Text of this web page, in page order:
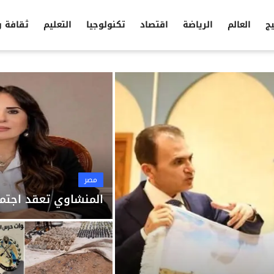
العالم الرياضة اقتصاد تكنولوجيا التعليم
مصر
مصر
المنشاوي تعقد